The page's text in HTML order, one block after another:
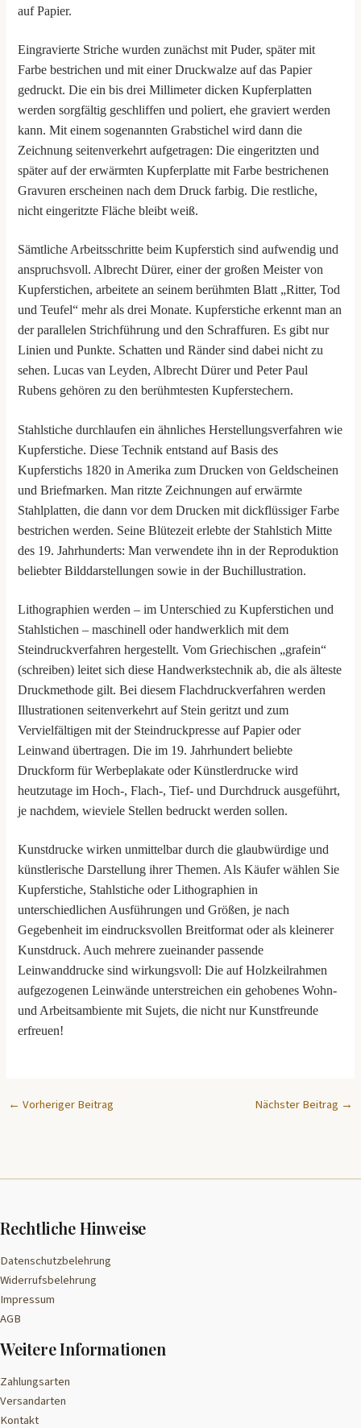
auf Papier.
Eingravierte Striche wurden zunächst mit Puder, später mit
Farbe bestrichen und mit einer Druckwalze auf das Papier
gedruckt. Die ein bis drei Millimeter dicken Kupferplatten
werden sorgfältig geschliffen und poliert, ehe graviert werden
kann. Mit einem sogenannten Grabstichel wird dann die
Zeichnung seitenverkehrt aufgetragen: Die eingeritzten und
später auf der erwärmten Kupferplatte mit Farbe bestrichenen
Gravuren erscheinen nach dem Druck farbig. Die restliche,
nicht eingeritzte Fläche bleibt weiß.
Sämtliche Arbeitsschritte beim Kupferstich sind aufwendig und
anspruchsvoll. Albrecht Dürer, einer der großen Meister von
Kupferstichen, arbeitete an seinem berühmten Blatt „Ritter, Tod
und Teufel“ mehr als drei Monate. Kupferstiche erkennt man an
der parallelen Strichführung und den Schraffuren. Es gibt nur
Linien und Punkte. Schatten und Ränder sind dabei nicht zu
sehen. Lucas van Leyden, Albrecht Dürer und Peter Paul
Rubens gehören zu den berühmtesten Kupferstechern.
Stahlstiche durchlaufen ein ähnliches Herstellungsverfahren wie
Kupferstiche. Diese Technik entstand auf Basis des
Kupferstichs 1820 in Amerika zum Drucken von Geldscheinen
und Briefmarken. Man ritzte Zeichnungen auf erwärmte
Stahlplatten, die dann vor dem Drucken mit dickflüssiger Farbe
bestrichen werden. Seine Blütezeit erlebte der Stahlstich Mitte
des 19. Jahrhunderts: Man verwendete ihn in der Reproduktion
beliebter Bilddarstellungen sowie in der Buchillustration.
Lithographien werden – im Unterschied zu Kupferstichen und
Stahlstichen – maschinell oder handwerklich mit dem
Steindruckverfahren hergestellt. Vom Griechischen „grafein“
(schreiben) leitet sich diese Handwerkstechnik ab, die als älteste
Druckmethode gilt. Bei diesem Flachdruckverfahren werden
Illustrationen seitenverkehrt auf Stein geritzt und zum
Vervielfältigen mit der Steindruckpresse auf Papier oder
Leinwand übertragen. Die im 19. Jahrhundert beliebte
Druckform für Werbeplakate oder Künstlerdrucke wird
heutzutage im Hoch-, Flach-, Tief- und Durchdruck ausgeführt,
je nachdem, wieviele Stellen bedruckt werden sollen.
Kunstdrucke wirken unmittelbar durch die glaubwürdige und
künstlerische Darstellung ihrer Themen. Als Käufer wählen Sie
Kupferstiche, Stahlstiche oder Lithographien in
unterschiedlichen Ausführungen und Größen, je nach
Gegebenheit im eindrucksvollen Breitformat oder als kleinerer
Kunstdruck. Auch mehrere zueinander passende
Leinwanddrucke sind wirkungsvoll: Die auf Holzkeilrahmen
aufgezogenen Leinwände unterstreichen ein gehobenes Wohn-
und Arbeitsambiente mit Sujets, die nicht nur Kunstfreunde
erfreuen!
← Vorheriger Beitrag Nächster Beitrag →
Rechtliche Hinweise
Datenschutzbelehrung
Widerrufsbelehrung
Impressum
AGB
Weitere Informationen
Zahlungsarten
Versandarten
Kontakt